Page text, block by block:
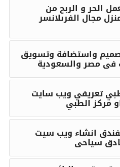
الحر و الربح من
مجال الفرىلانسر
واستضافة وتسويق
فى مصر والسعودية
تعريفي ويب سايت
مركز الطبي
انشاء ويب سيت
سياحى